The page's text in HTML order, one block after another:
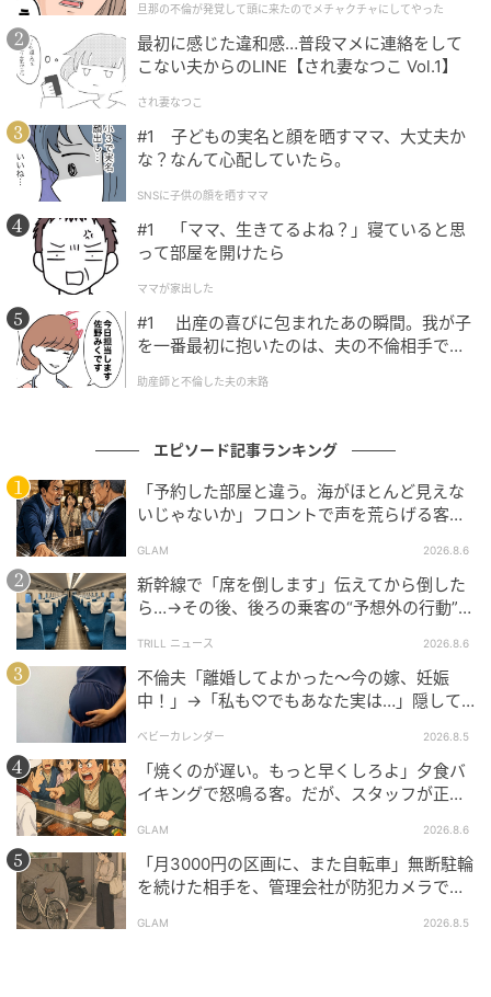
時期：2026年1月）
※AI生成画像を使用しています
ベビーカレンダー編集部
元記事で読む
クリエイター情報
ベビーカレンダー
ベビーカレンダーは妊娠・出産・育児の情報サイト
です。みんなのクチコミや体験談から産婦人科検
索、おでかけ情報、離乳食レシピまで。月間利用者1
000万人以上。
クチャにしてやった
旦那の不倫が発覚して頭に来たのでメチャクチャにしてやった
最初に感じた違和感…普段マメに連絡をして
こない夫からのLINE【され妻なつこ Vol.1】
され妻なつこ
#1 子どもの実名と顔を晒すママ、大丈夫か
な？なんて心配していたら。
SNSに子供の顔を晒すママ
#1 「ママ、生きてるよね？」寝ていると思
って部屋を開けたら
ママが家出した
#1 出産の喜びに包まれたあの瞬間。我が子
を一番最初に抱いたのは、夫の不倫相手でし
助産師と不倫した夫の末路
エピソード記事ランキング
「予約した部屋と違う。海がほとんど見えな
いじゃないか」フロントで声を荒らげる客。
GLAM 2026.8.6
新幹線で「席を倒します」伝えてから倒した
ら…→その後、後ろの乗客の“予想外の行動”に
TRILL ニュース 2026.8.6
不倫夫「離婚してよかった〜今の嫁、妊娠
中！」→「私も♡でもあなた実は…」隠して
ベビーカレンダー 2026.8.5
「焼くのが遅い。もっと早くしろよ」夕食バ
イキングで怒鳴る客。だが、スタッフが正論
GLAM 2026.8.6
「月3000円の区画に、また自転車」無断駐輪
を続けた相手を、管理会社が防犯カメラで特
GLAM 2026.8.5